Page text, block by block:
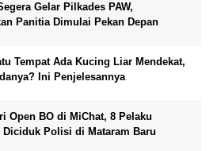
Gelar Pilkades PAW,
Panitia Dimulai Pekan Depan
Tempat Ada Kucing Liar Mendekat,
Ini Penjelesannya
Open BO di MiChat, 8 Pelaku
Diciduk Polisi di Mataram Baru